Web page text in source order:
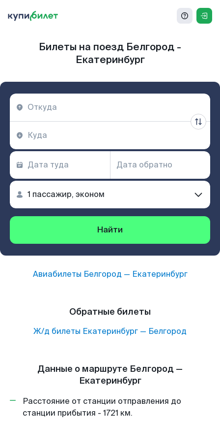
Билеты на поезд Белгород -
Екатеринбург
Найти
Авиабилеты Белгород — Екатеринбург
Обратные билеты
Ж/д билеты Екатеринбург — Белгород
Данные о маршруте Белгород —
Екатеринбург
Расстояние от станции отправления до
станции прибытия - 1721 км.